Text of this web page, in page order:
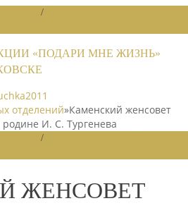
/
«ПОДАРИ МНЕ ЖИЗНЬ»
отделений»Каменский женсовет
И. С. Тургенева
/
ЖЕНСОВЕТ